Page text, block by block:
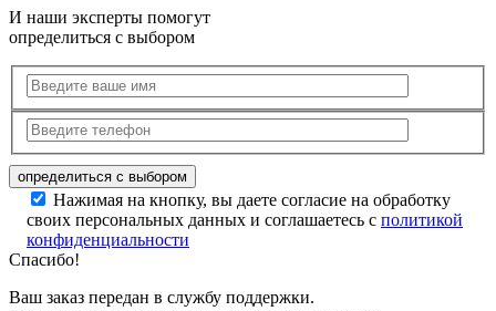
И наши эксперты помогут
определиться с выбором
Нажимая на кнопку, вы даете согласие на обработку
своих персональных данных и соглашаетесь с политикой
конфиденциальности
Спасибо!
Ваш заказ передан в службу поддержки.